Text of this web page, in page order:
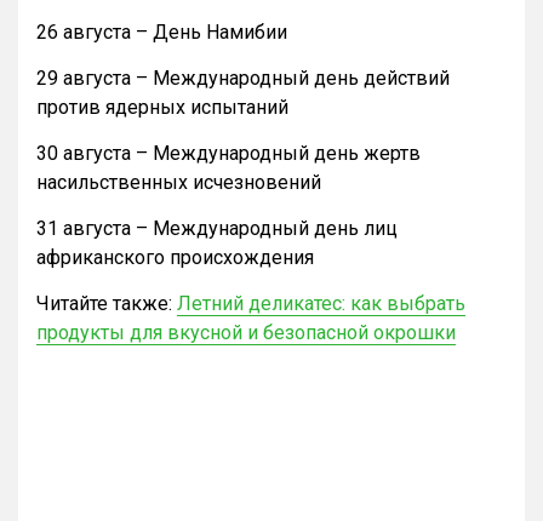
26 августа – День Намибии
29 августа – Международный день действий
против ядерных испытаний
30 августа – Международный день жертв
насильственных исчезновений
31 августа – Международный день лиц
африканского происхождения
Читайте также: Летний деликатес: как выбрать
продукты для вкусной и безопасной окрошки